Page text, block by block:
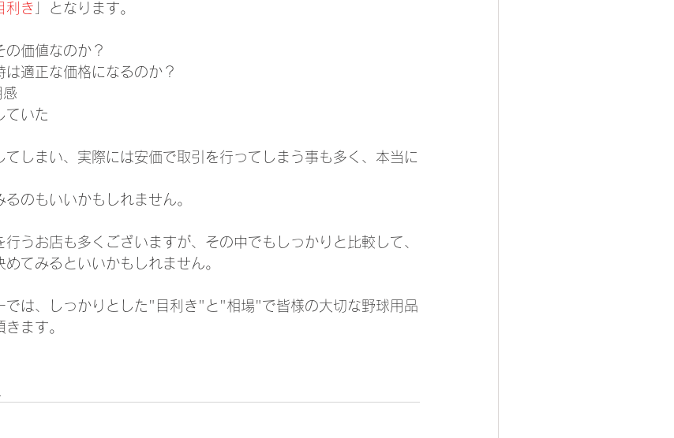
利き 」となります。
の価値なのか？
は適正な価格になるのか？
感
ていた
てしまい、実際には安価で取引を行ってしまう事も多く、本当に
のもいいかもしれません。
うお店も多くございますが、その中でもしっかりと比較して、
てみるといいかもしれません。
では、しっかりとした"目利き"と"相場"で皆様の大切な野球用品
ます。